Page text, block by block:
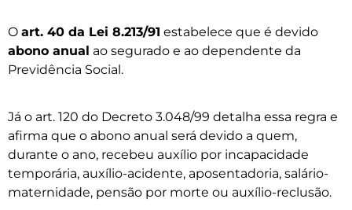
O art. 40 da Lei 8.213/91 estabelece que é devido
abono anual ao segurado e ao dependente da
Previdência Social.
Já o art. 120 do Decreto 3.048/99 detalha essa regra e
afirma que o abono anual será devido a quem,
durante o ano, recebeu auxílio por incapacidade
temporária, auxílio-acidente, aposentadoria, salário-
maternidade, pensão por morte ou auxílio-reclusão.